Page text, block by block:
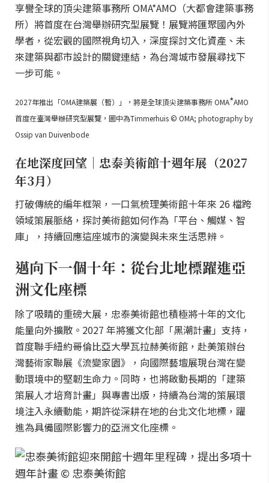
享譽全球的頂尖建築事務所 OMA*AMO（大都會建築事務
所）將首度在台灣舉辦研究型展覽！展覽將匯聚國內外
學者，從宏觀的國際視角切入，深度探討文化資產、未
來建築與都市設計的關鍵連結，為台灣城市發展尋找下
一步可能。
2027年推出「OMA建築展（暫）」，將是全球頂尖建築事務所 OMA*AMO
首度在臺灣舉辦研究型展覽，圖中為Timmerhuis © OMA; photography by
Ossip van Duivenbode
在地深度回望｜忠泰美術館十週年展（2027
年3月）
打破傳統的編年框架，一口氣梳理美術館十年來 26 檔跨
領域策展脈絡，探討美術館如何作為「平台、觸媒、智
庫」，持續回應這座城市的演變與未來生活思辨。
邁向下一個十年：從台北地標躍進亞
洲文化座標
除了吸睛的重磅大展，忠泰美術館也積極將十年的文化
能量向外擴散。2027 年將獲文化部「黑潮計畫」支持，
首度聯手紐約哥倫比亞大學瓦拉赫美術館，赴美策辦台
灣藝術家聯展《流變家園》，向國際藝壇展現台灣在變
動環境中的堅韌生命力。同時，也將啟動長期的「建築
策展人才培育計畫」與專書出版，持續為台灣的策展環
境注入永續動能，期許從深耕在地的台北文化地標，躍
進為具備國際影響力的亞洲文化座標。